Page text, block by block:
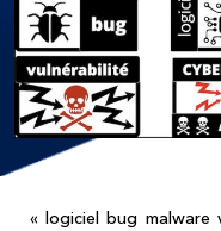
« logiciel bug